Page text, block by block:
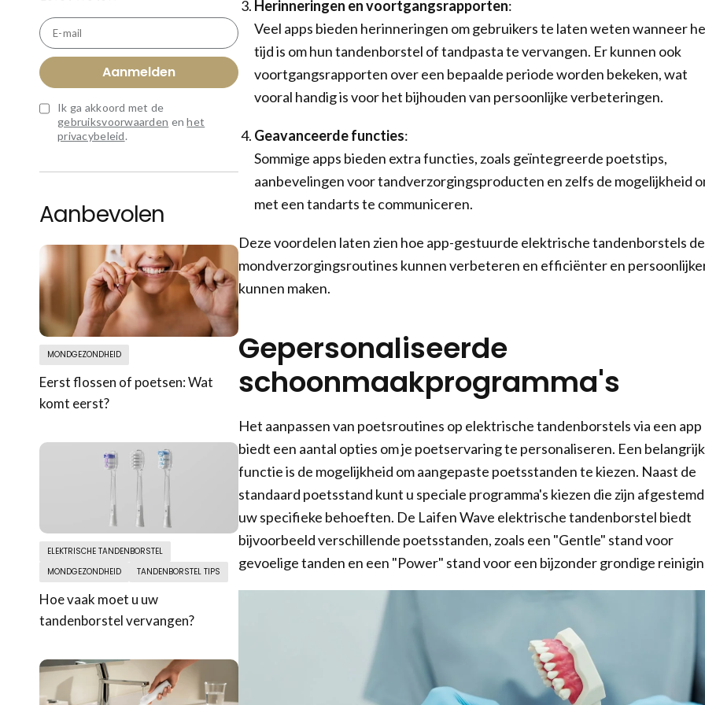
E-mail
Aanmelden
Ik ga akkoord met de
gebruiksvoorwaarden enhet
privacybeleid.
Aanbevolen
MONDGEZONDHEID
Eerst flossen of poetsen: Wat
komt eerst?
ELEKTRISCHE TANDENBORSTEL
MONDGEZONDHEID
TANDENBORSTEL TIPS
Hoe vaak moet u uw
tandenborstel vervangen?
Herinneringen en voortgangsrapporten:
Veel apps bieden herinneringen om gebruikers te laten weten wanneer
tijd is om hun tandenborstel of tandpasta te vervangen. Er kunnen ook
voortgangsrapporten over een bepaalde periode worden bekeken, wat
vooral handig is voor het bijhouden van persoonlijke verbeteringen.
Geavanceerde functies:
Sommige apps bieden extra functies, zoals geïntegreerde poetstips,
aanbevelingen voor tandverzorgingsproducten en zelfs de mogelijkheid
met een tandarts te communiceren.
Deze voordelen laten zien hoe app-gestuurde elektrische tandenborstels de
mondverzorgingsroutines kunnen verbeteren en efficiënter en
kunnen maken.
Gepersonaliseerde
schoonmaakprogramma's
Het aanpassen van poetsroutines op elektrische tandenborstels via een app
biedt een aantal opties om je poetservaring te personaliseren. Een
functie is de mogelijkheid om aangepaste poetsstanden te kiezen. Naast de
standaard poetsstand kunt u speciale programma's kiezen die zijn
uw specifieke behoeften. De Laifen Wave elektrische tandenborstel biedt
bijvoorbeeld verschillende poetsstanden, zoals een "Gentle" stand voor
gevoelige tanden en een "Power" stand voor een bijzonder grondige